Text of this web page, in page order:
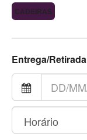
CADEIRAS
Entrega/Retirada